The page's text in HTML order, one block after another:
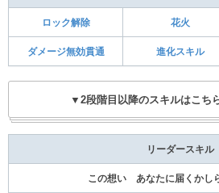
ロック解除 花火
ダメージ無効貫通 進化スキル
▼2段階目以降のスキルはこち
リーダースキル
この想い あなたに届くかし